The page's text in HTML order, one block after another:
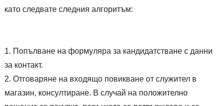
като следвате следния алгоритъм:
Попълване на формуляра за кандидатстване с данни
за контакт.
Отговаряне на входящо повикване от служител в
магазин, консултиране. В случай на положително